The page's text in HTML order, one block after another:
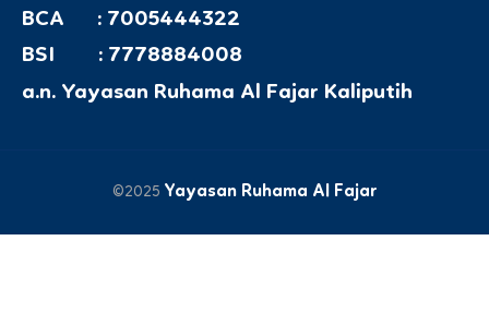
BCA : 7005444322
BSI : 7778884008
a.n. Yayasan Ruhama Al Fajar Kaliputih
©2025 Yayasan Ruhama Al Fajar